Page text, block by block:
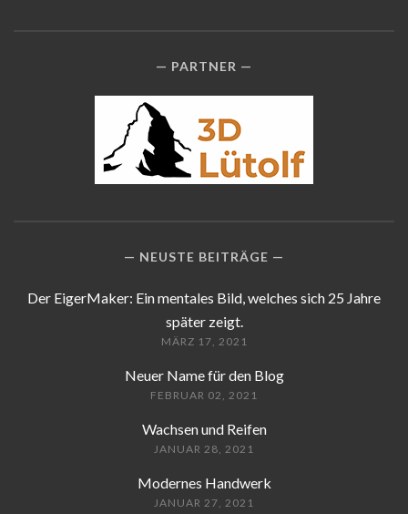
PARTNER
NEUSTE BEITRÄGE
Der EigerMaker: Ein mentales Bild, welches sich 25 Jahre
später zeigt.
MÄRZ 17, 2021
Neuer Name für den Blog
FEBRUAR 02, 2021
Wachsen und Reifen
JANUAR 28, 2021
Modernes Handwerk
JANUAR 27, 2021